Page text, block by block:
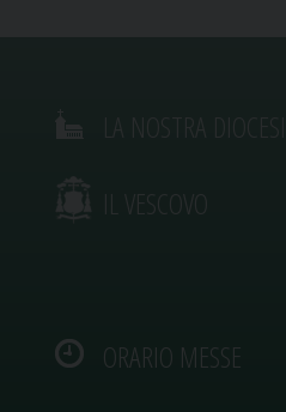
IL VESCOVO
ORARIO MESSE